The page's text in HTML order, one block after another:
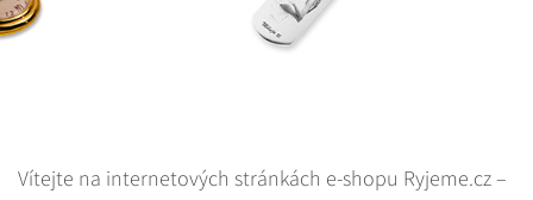
Vítejte na internetových stránkách e-shopu Ryjeme.cz –